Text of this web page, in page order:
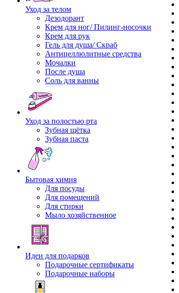
Уход за телом
Дезодорант
Крем для ног/ Пилинг-носочки
Крем для рук
Гель для душа/ Скраб
Антицеллюлитные средства
Мочалки
После душа
Соль для ванны
Уход за полостью рта
Зубная щётка
Зубная паста
Бытовая химия
Для посуды
Для помещений
Для стирки
Мыло хозяйственное
Идеи для подарков
Подарочные сертификаты
Подарочные наборы